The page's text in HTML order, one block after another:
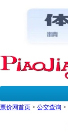
票价网首页 > 公交查询 >